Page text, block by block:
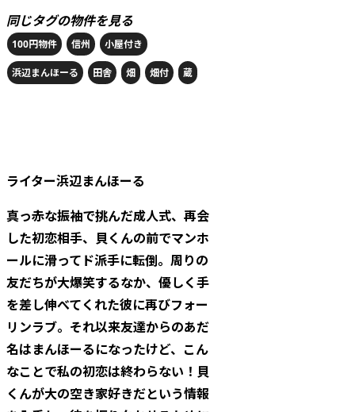
同じタグの物件を見る
100円物件 信州 小屋付き
浜辺まんほーる 田舎 畑 畑付 蔵
ライター浜辺まんほーる
真っ赤な振袖で挑んだ成人式、再会
した初恋相手、貝くんの前でマンホ
ールに滑ってド派手に転倒。周りの
友だちが大爆笑するなか、優しく手
を差し伸べてくれた彼に再びフォー
リンラブ。それ以来友達からのあだ
名はまんほーるになったけど、こん
なことで私の初恋は終わらない！貝
くんが大の空き家好きだという情報